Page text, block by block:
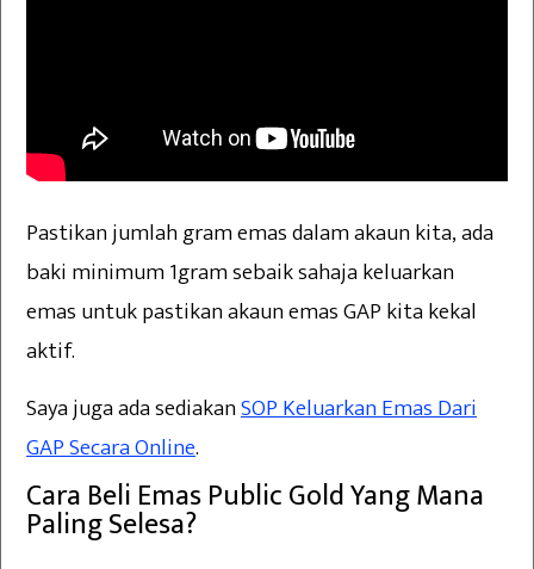
Pastikan jumlah gram emas dalam akaun kita, ada
baki minimum 1gram sebaik sahaja keluarkan
emas untuk pastikan akaun emas GAP kita kekal
aktif.
Saya juga ada sediakanSOP Keluarkan Emas Dari
GAP Secara Online.
Cara Beli Emas Public Gold Yang Mana
Paling Selesa?